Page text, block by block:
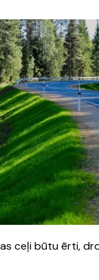
ceļi būtu ērti,